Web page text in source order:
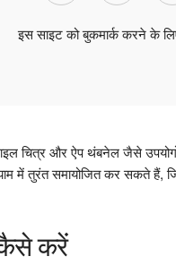
इस साइट को बुकमार्क करने के
चित्र और ऐप थंबनेल जैसे
में तुरंत समायोजित कर सकते हैं,
करें